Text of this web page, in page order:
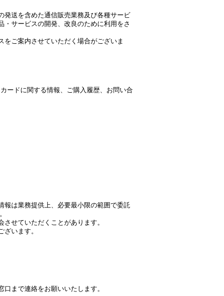
発送を含めた通信販売業務及び各種サービ
サービスの開発、改良のために利用をさ
ご案内させていただく場合がございま
ードに関する情報、ご購入履歴、お問い合
報は業務提供上、必要最小限の範囲で委託
せていただくことがあります。
います。
まで連絡をお願いいたします。